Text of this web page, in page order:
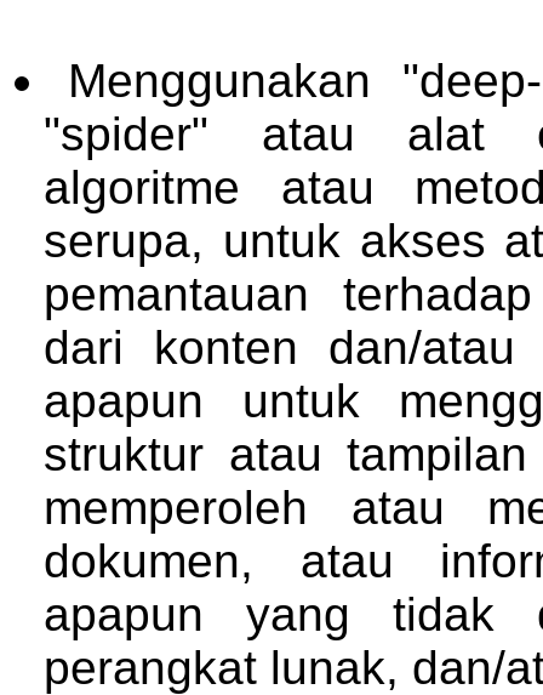
Menggunakan
"spider" atau alat
algoritme atau
serupa, untuk akses
pemantauan
dari konten dan/
apapun untuk
struktur atau
memperoleh atau
dokumen, atau
apapun yang tidak
perangkat lunak, dan/